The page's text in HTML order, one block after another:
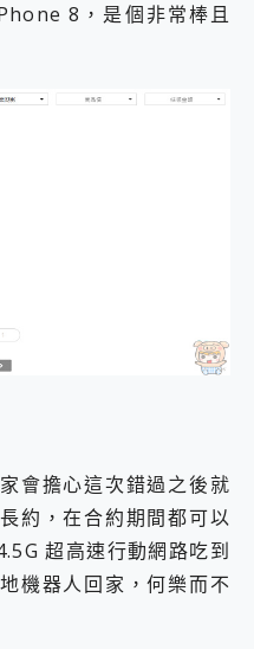
8，是個非常棒且
會擔心這次錯過之後就
約，在合約期間都可以
超高速行動網路吃到
機器人回家，何樂而不